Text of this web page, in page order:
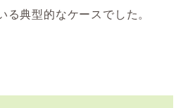
典型的なケースでした。